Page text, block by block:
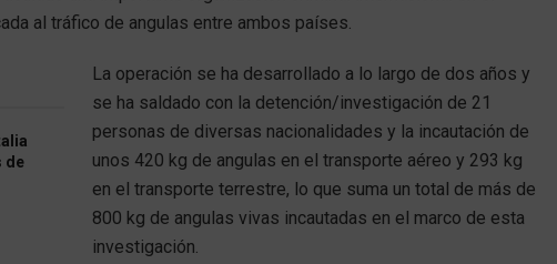
al tráfico de angulas entre ambos países.
de
La operación se ha desarrollado a lo largo de dos años y
se ha saldado con la detención/investigación de 21
personas de diversas nacionalidades y la incautación de
unos 420 kg de angulas en el transporte aéreo y 293 kg
en el transporte terrestre, lo que suma un total de más de
800 kg de angulas vivas incautadas en el marco de esta
investigación.